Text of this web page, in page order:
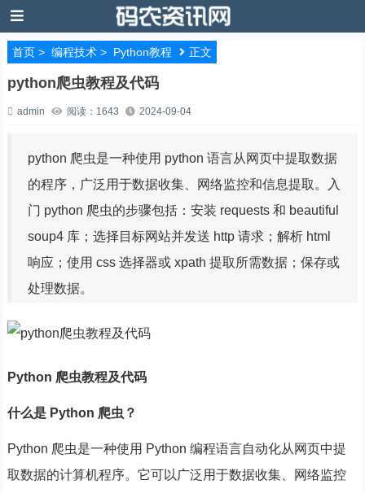
首页> 编程技术> Python教程 正文
python爬虫教程及代码
admin 阅读：1643 2024-09-04
python 爬虫是一种使用 python 语言从网页中提取数据
的程序，广泛用于数据收集、网络监控和信息提取。入
门 python 爬虫的步骤包括：安装 requests 和 beautiful
soup4 库；选择目标网站并发送 http 请求；解析 html
响应；使用 css 选择器或 xpath 提取所需数据；保存或
处理数据。
Python 爬虫教程及代码
什么是 Python 爬虫？
Python 爬虫是一种使用 Python 编程语言自动化从网页中提
取数据的计算机程序。它可以广泛用于数据收集、网络监控